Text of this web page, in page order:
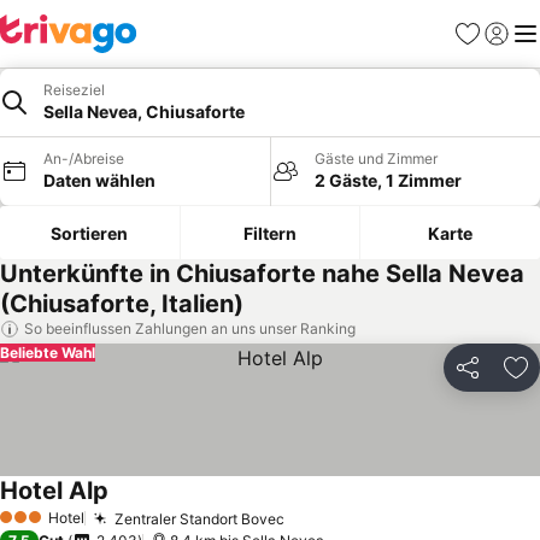
Favoriten
Reiseziel
Sella Nevea, Chiusaforte
An-/Abreise
Daten wählen
Gäste und Zimmer
2 Gäste, 1 Zimmer
Sortieren Filtern Karte
Unterkünfte in Chiusaforte nahe Sella Nevea
(Chiusaforte, Italien)
So beeinflussen Zahlungen an uns unser Ranking
Teilen
Beliebte Wahl
3 SterneHotel Zentraler Standort Bovec
Hotel Alp